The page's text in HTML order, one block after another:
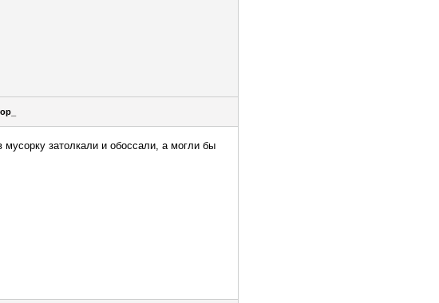
затолкали и обоссали, а могли бы